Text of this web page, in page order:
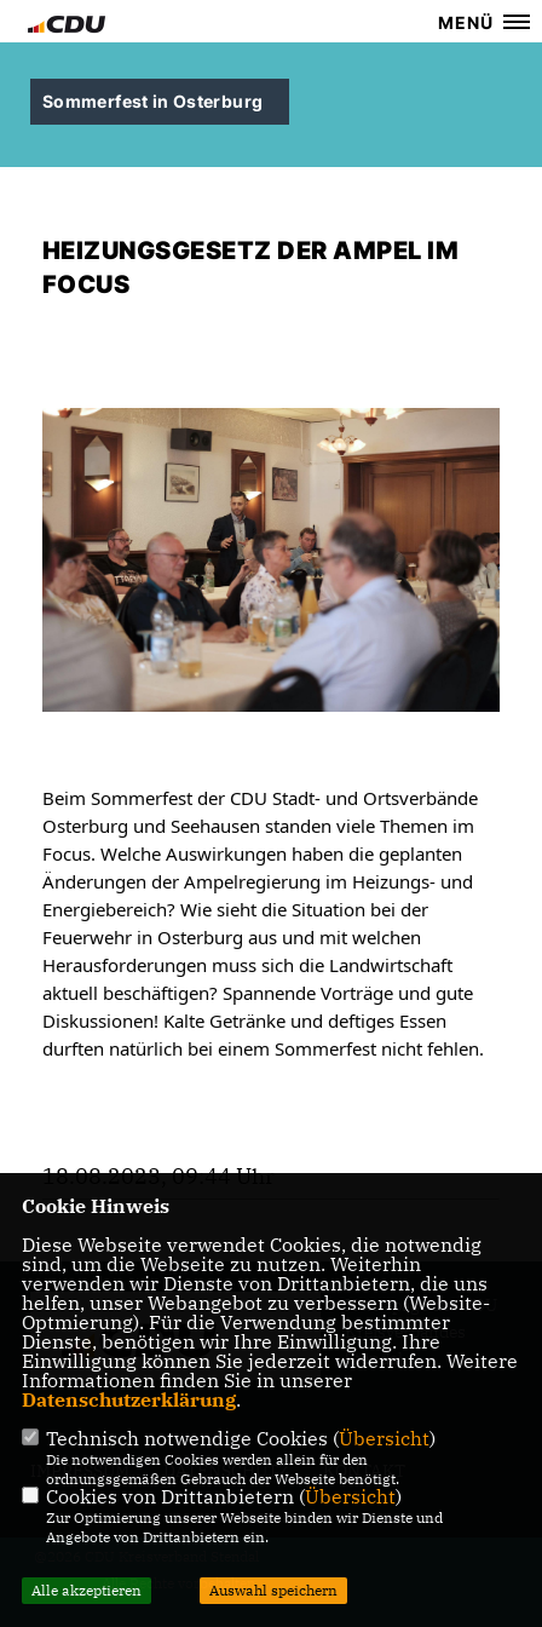
MENÜ
Sommerfest in Osterburg
HEIZUNGSGESETZ DER AMPEL IM
FOCUS
Beim Sommerfest der CDU Stadt- und Ortsverbände
Osterburg und Seehausen standen viele Themen im
Focus. Welche Auswirkungen haben die geplanten
Änderungen der Ampelregierung im Heizungs- und
Energiebereich? Wie sieht die Situation bei der
Feuerwehr in Osterburg aus und mit welchen
Herausforderungen muss sich die Landwirtschaft
aktuell beschäftigen? Spannende Vorträge und gute
Diskussionen! Kalte Getränke und deftiges Essen
durften natürlich bei einem Sommerfest nicht fehlen.
18.08.2023, 09:44 Uhr
Homepage des CDU
Kreisverbandes
Stendal
IMPRESSUM DATENSCHUTZ KONTAKT
Alle Rechte vorbehalten.
Cookie Hinweis
Diese Webseite verwendet Cookies, die notwendig
sind, um die Webseite zu nutzen. Weiterhin
verwenden wir Dienste von Drittanbietern, die uns
helfen, unser Webangebot zu verbessern (Website-
Optmierung). Für die Verwendung bestimmter
Dienste, benötigen wir Ihre Einwilligung. Ihre
Einwilligung können Sie jederzeit widerrufen. Weitere
Informationen finden Sie in unserer
Datenschutzerklärung.
Technisch notwendige Cookies (Übersicht)
Die notwendigen Cookies werden allein für den
ordnungsgemäßen Gebrauch der Webseite benötigt.
Cookies von Drittanbietern (Übersicht)
Zur Optimierung unserer Webseite binden wir Dienste und
Angebote von Drittanbietern ein.
Alle akzeptieren Auswahl speichern